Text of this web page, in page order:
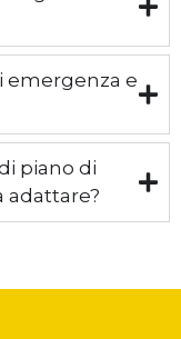
emergenza e
piano di
adattare?